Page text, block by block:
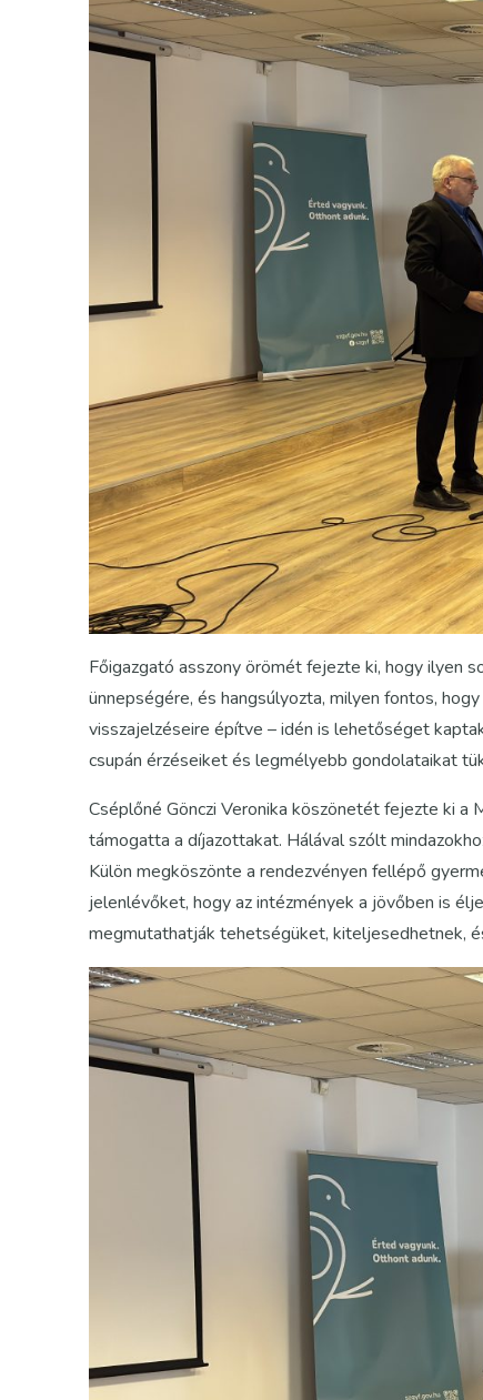
Főigazgató asszony örömét fejezte ki, hogy ilyen
ünnepségére, és hangsúlyozta, milyen fontos,
visszajelzéseire építve – idén is lehetőséget
csupán érzéseiket és legmélyebb gondolataikat
Cséplőné Gönczi Veronika köszönetét fejezte ki
támogatta a díjazottakat. Hálával szólt
Külön megköszönte a rendezvényen fellépő
jelenlévőket, hogy az intézmények a jövőben is
megmutathatják tehetségüket, kiteljesedhetnek,